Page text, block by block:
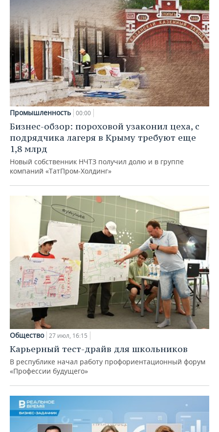
Промышленность 00:00
Бизнес-обзор: пороховой узаконил цеха, с
подрядчика лагеря в Крыму требуют еще
1,8 млрд
Новый собственник НЧТЗ получил долю и в группе
компаний «ТатПром-Холдинг»
Общество 27 июл, 16:15
Карьерный тест-драйв для школьников
В республике начал работу профориентационный форум
«Профессии будущего»